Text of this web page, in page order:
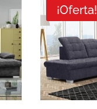
¡Oferta!